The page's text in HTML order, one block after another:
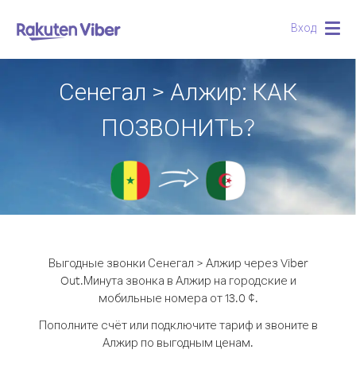
Вход
Сенегал > Алжир: КАК
ПОЗВОНИТЬ?
Выгодные звонки Сенегал > Алжир через Viber
Out.Минута звонка в Алжир на городские и
мобильные номера от 13.0 ¢.
Пополните счёт или подключите тариф и звоните в
Алжир по выгодным ценам.